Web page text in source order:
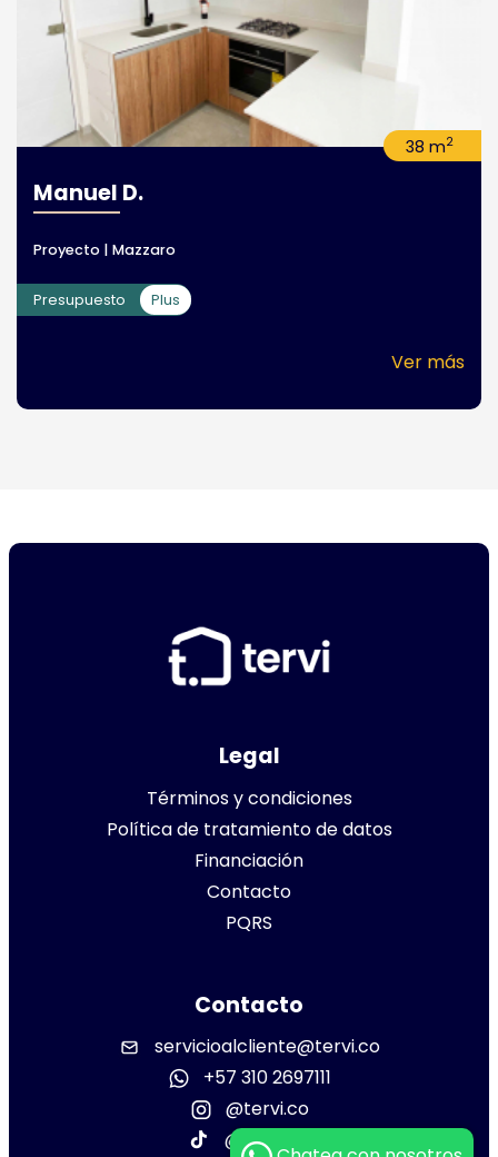
38 m2
Manuel D.
Proyecto | Mazzaro
Presupuesto Plus
Ver más
Legal
Términos y condiciones
Política de tratamiento de datos
Financiación
Contacto
PQRS
Contacto
servicioalcliente@tervi.co
+57 310 2697111
@tervi.co
@tervi.co